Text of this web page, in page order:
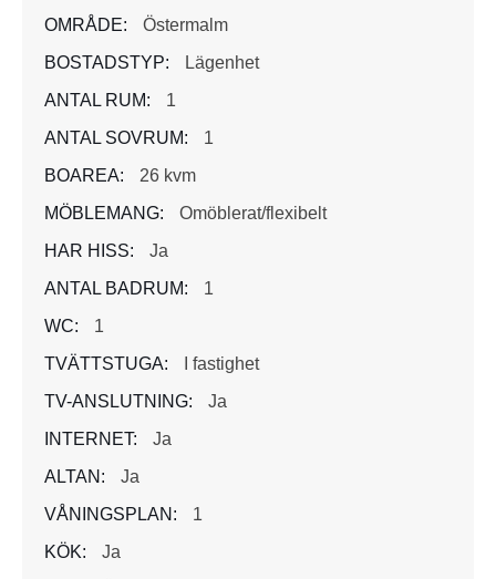
OMRÅDE:
Östermalm
BOSTADSTYP:
Lägenhet
ANTAL RUM:
1
ANTAL SOVRUM:
1
BOAREA:
26 kvm
MÖBLEMANG:
Omöblerat/flexibelt
HAR HISS:
Ja
ANTAL BADRUM:
1
WC:
1
TVÄTTSTUGA:
I fastighet
TV-ANSLUTNING:
Ja
INTERNET:
Ja
ALTAN:
Ja
VÅNINGSPLAN:
1
KÖK:
Ja